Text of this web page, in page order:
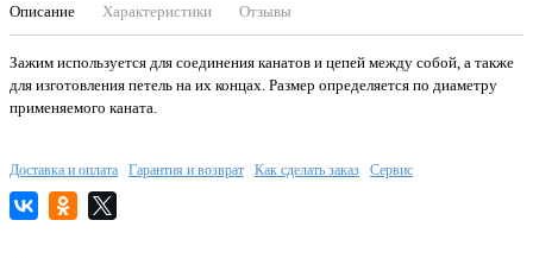
Описание Характеристики Отзывы
Зажим используется для соединения канатов и цепей между собой, а также
для изготовления петель на их концах. Размер определяется по диаметру
применяемого каната.
Доставка и оплата Гарантия и возврат Как сделать заказ Сервис